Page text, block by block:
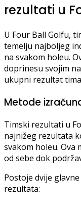
rezultati u
U Four Ball Golfu,
temelju najboljeg
na svakom holeu.
doprinesu svojim
ukupni rezultat
Metode
Timski rezultati u
najnižeg rezultata
svakom holeu. Ova
od sebe dok
Postoje dvije
rezultata: